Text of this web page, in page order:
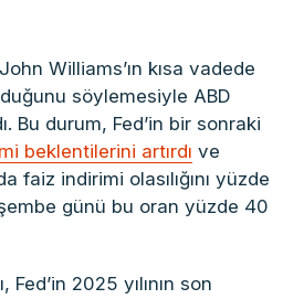
Williams’ın kısa vadede
söylemesiyle ABD
Bu durum, Fed’in bir sonraki
beklentilerini artırdı ve
faiz indirimi olasılığını yüzde
günü bu oran yüzde 40
Fed’in 2025 yılının son